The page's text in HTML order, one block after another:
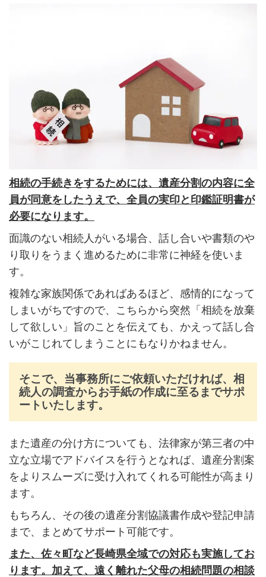
相続の手続きをするためには、遺産分割の内容に全
員が同意をしたうえで、全員の実印と印鑑証明書が
必要になります。
面識のない相続人がいる場合、話し合いや書類のや
り取りをうまく進めるために非常に神経を使いま
す。
複雑な家族関係であればあるほど、感情的になって
しまいがちですので、こちらから突然「相続を放棄
して欲しい」旨のことを伝えても、かえって話し合
いがこじれてしまうことにもなりかねません。
そこで、当事務所にご依頼いただければ、相
続人の調査からお手紙の作成に至るまでサポ
ートいたします。
また遺産の分け方についても、法律家が第三者の中
立な立場でアドバイスを行うとなれば、遺産分割案
をよりスムーズに受け入れてくれる可能性が高まり
ます。
もちろん、その後の遺産分割協議書作成や登記申請
まで、まとめてサポート可能です。
また、佐々町など長崎県全域での対応も実施してお
ります。加えて、遠く離れた父母の相続問題の相談